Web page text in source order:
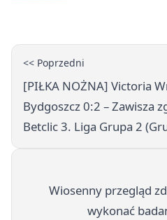
<< Poprzedni
[PIŁKA NOŻNA] Victoria
Bydgoszcz 0:2 – Zawisza
Betclic 3. Liga Grupa 2
Wiosenny przegląd
wykonać